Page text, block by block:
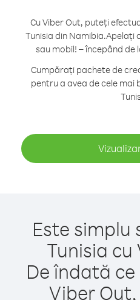
Cu Viber Out, puteți
Tunisia din Namibia.Apelați
sau mobil! – începând de
Cumpărați pachete de
pentru a avea de cele
Este simplu
Tunisia cu
De îndată
Viber